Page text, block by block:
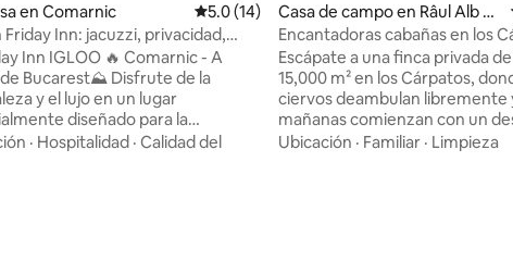
4.96 de 5, 47 reseñas
en Comarnic Calificación promedio: 5.0 de 5, 14 reseñas
5.0 (14)
Friday Inn: jacuzzi, privacidad,
y estanque
Inn IGLOO 🔥 Comarnic - A
Disfrute de la
y el lujo en un lugar
diseñado para la
Aquí encontrará paz,
y comodidad, sin importar la
· Hospitalidad · Calidad del
Casa de campo en Râul Alb de
Jos
Encantadoras cabañas en los
Escápate a una finca privada de
15,000 m² en los Cárpatos,
ciervos deambulan libremente
mañanas comienzan con un
casero. Tres casas tradicionales,
Ubicación · Familiar · Limpieza